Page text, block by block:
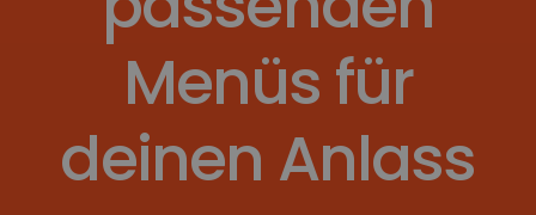
Menüs für
deinen Anlass